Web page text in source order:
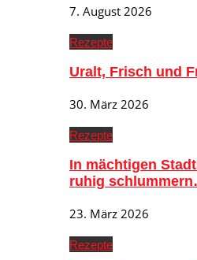
7. August 2026
Rezepte
Uralt, Frisch und
30. März 2026
Rezepte
In mächtigen
ruhig
23. März 2026
Rezepte